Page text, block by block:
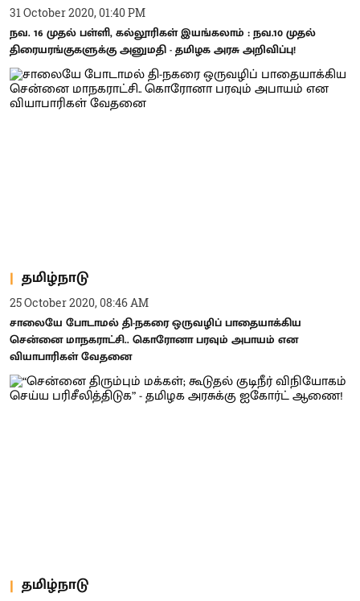
31 October 2020, 01:40 PM
நவ. 16 முதல் பள்ளி, கல்லூரிகள் இயங்கலாம் : நவ.10 முதல்
திரையரங்குகளுக்கு அனுமதி - தமிழக அரசு அறிவிப்பு!
தமிழ்நாடு
25 October 2020, 08:46 AM
சாலையே போடாமல் தி-நகரை ஒருவழிப் பாதையாக்கிய
சென்னை மாநகராட்சி.. கொரோனா பரவும் அபாயம் என
வியாபாரிகள் வேதனை
தமிழ்நாடு